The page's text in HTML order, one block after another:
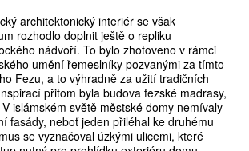
architektonický interiér se však
rozhodlo doplnit ještě o repliku
nádvoří. To bylo zhotoveno v rámci
umění řemeslníky pozvanými za tímto
Fezu, a to výhradně za užití tradičních
přitom byla budova fezské madrasy,
islámském světě městské domy nemívaly
fasády, neboť jeden přiléhal ke druhému
se vyznačoval úzkými ulicemi, které